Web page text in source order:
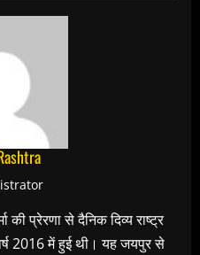
की प्रेरणा से दैनिक दिव्य राष्ट्र
2016 में हुई थी। यह जयपुर से